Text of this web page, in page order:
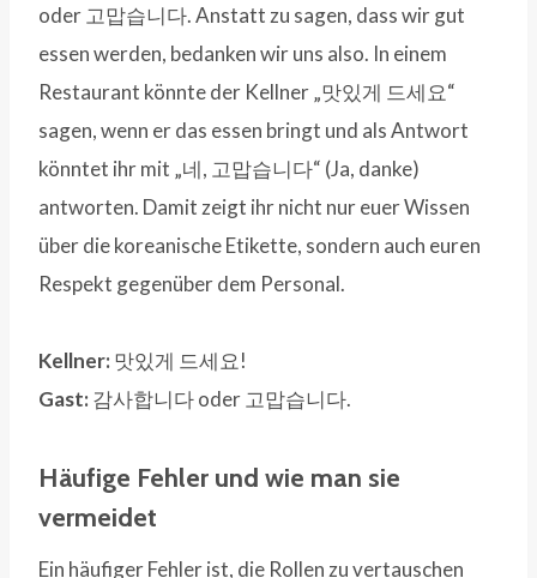
oder 고맙습니다. Anstatt zu sagen, dass wir gut
essen werden, bedanken wir uns also. In einem
Restaurant könnte der Kellner „맛있게 드세요“
sagen, wenn er das essen bringt und als Antwort
könntet ihr mit „네, 고맙습니다“ (Ja, danke)
antworten. Damit zeigt ihr nicht nur euer Wissen
über die koreanische Etikette, sondern auch euren
Respekt gegenüber dem Personal.
Kellner: 맛있게 드세요!
Gast: 감사합니다 oder 고맙습니다.
Häufige Fehler und wie man sie
vermeidet
Ein häufiger Fehler ist, die Rollen zu vertauschen